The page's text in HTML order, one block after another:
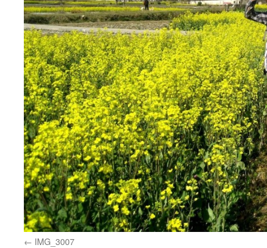
IMG_3007